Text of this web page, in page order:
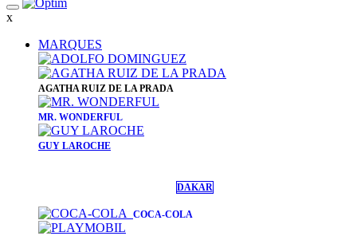
x
MARQUES
​AGATHA RUIZ DE LA PRADA
​MR. WONDERFUL
GUY LAROCHE
DAKAR
COCA-COLA